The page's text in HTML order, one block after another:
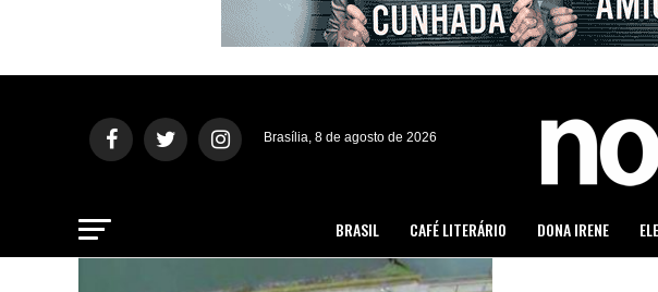
Brasília, 8 de agosto de 2026
BRASIL CAFÉ LITERÁRIO DONA IRENE